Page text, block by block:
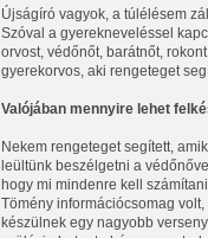
Újságíró vagyok, a túlélésem
Szóval a gyerekneveléssel
orvost, védőnőt, barátnőt,
gyerekorvos, aki rengeteget
Valójában mennyire lehet
Nekem rengeteget segített,
leültünk beszélgetni a
hogy mi mindenre kell
Tömény információcsomag
készülnek egy nagyobb